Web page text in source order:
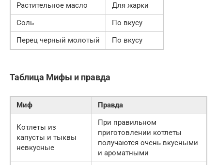
Растительное масло
Для жарки
Соль
По вкусу
Перец черный молотый
По вкусу
Таблица Мифы и правда
Миф Правда
Котлеты из
капусты и тыквы
невкусные
При правильном
приготовлении котлеты
получаются очень вкусными
и ароматными